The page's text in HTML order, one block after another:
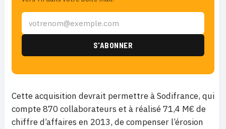
Cette acquisition devrait permettre à Sodifrance, qui
compte 870 collaborateurs et à réalisé 71,4 M€ de
chiffre d’affaires en 2013, de compenser l’érosion